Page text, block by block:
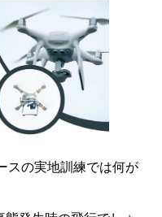
スの実地訓練では何が